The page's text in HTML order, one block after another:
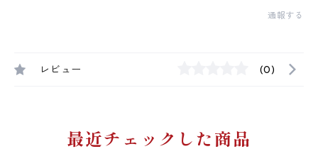
通報する
レビュー (0)
最近チェックした商品